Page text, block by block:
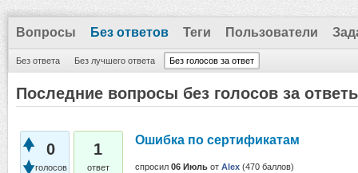
Вопросы Без ответов Теги Пользователи
Без ответа Без лучшего ответа Без голосов за ответ
Последние вопросы без голосов за
0
голосов
1
ответ
Ошибка по сертификатам
спросил 06 Июль от Alex (470 баллов)